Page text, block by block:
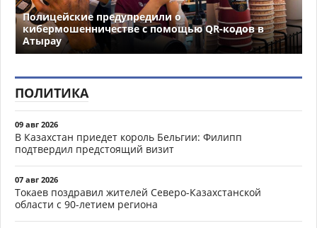
Полицейские предупредили о
кибермошенничестве с помощью QR-кодов в
Атырау
ПОЛИТИКА
09 авг 2026
В Казахстан приедет король Бельгии: Филипп
подтвердил предстоящий визит
07 авг 2026
Токаев поздравил жителей Северо-Казахстанской
области с 90-летием региона